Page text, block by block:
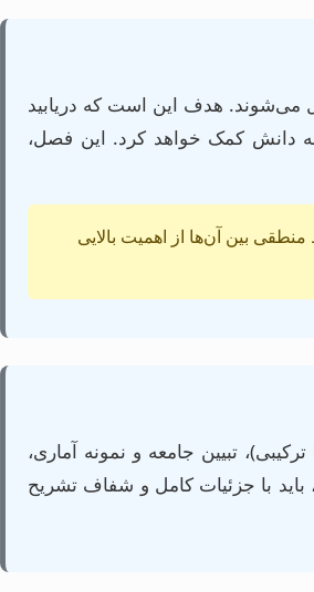
می‌شوند. هدف این است که دریابید
دانش کمک خواهد کرد. این فصل،
منطقی بین آن‌ها از اهمیت بالایی
تبیین جامعه و نمونه آماری،
باید با جزئیات کامل و شفاف تشریح